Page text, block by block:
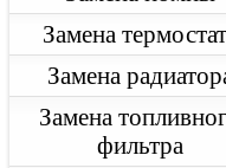
Замена
Замена
Замена
фильтра
Jaguar F-Pace
Замена
Замена
Замена
Замена
Ремонт